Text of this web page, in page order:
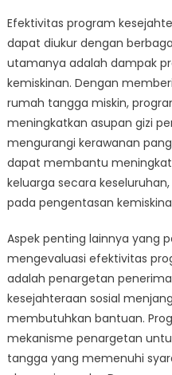
Efektivitas program
dapat diukur dengan
utamanya adalah dampak
kemiskinan. Dengan
rumah tangga miskin,
meningkatkan asupan gizi
mengurangi kerawanan
dapat membantu
keluarga secara
pada pengentasan
Aspek penting lainnya yang
mengevaluasi efektivitas
adalah penargetan
kesejahteraan sosial
membutuhkan bantuan.
mekanisme penargetan
tangga yang memenuhi